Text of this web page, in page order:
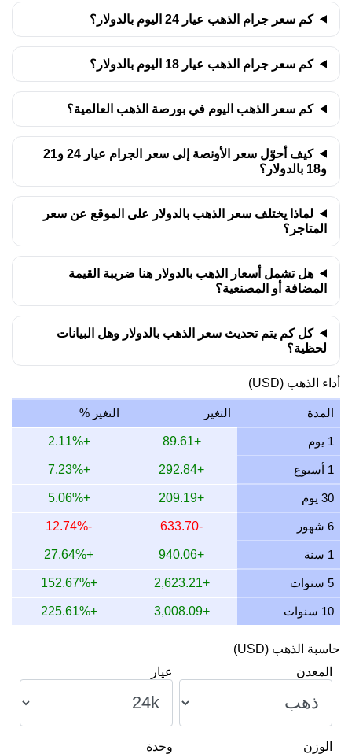
12 يوليو 2026 4,115.23
132.30
121.19
115.77
10 يوليو 2026 4,098.36
131.76
120.69
كم سعر جرام الذهب عيار 24 اليوم بالدولار؟
كم سعر جرام الذهب عيار 18 اليوم بالدولار؟
كم سعر الذهب اليوم في بورصة الذهب العالمية؟
كيف أحوّل سعر الأونصة إلى سعر الجرام عيار 24 و21
و18 بالدولار؟
لماذا يختلف سعر الذهب بالدولار على الموقع عن سعر
المتاجر؟
هل تشمل أسعار الذهب بالدولار هنا ضريبة القيمة
المضافة أو المصنعية؟
كل كم يتم تحديث سعر الذهب بالدولار وهل البيانات
لحظية؟
أداء الذهب (USD)
المدة التغير التغير %
1 يوم +89.61
+2.11%
1 أسبوع +292.84
+7.23%
30 يوم +209.19
+5.06%
6 شهور -633.70
-12.74%
1 سنة +940.06
+27.64%
5 سنوات +2,623.21
+152.67%
10 سنوات +3,008.09
+225.61%
حاسبة الذهب (USD)
المعدن
عيار
الوزن وحدة